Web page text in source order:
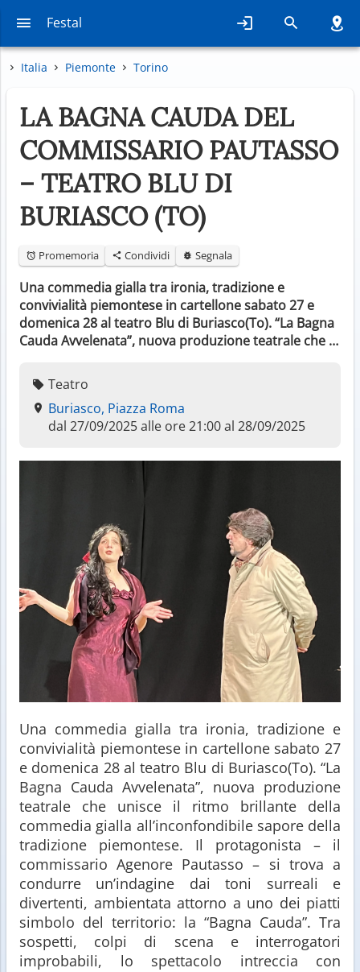
Festal
Italia Piemonte Torino
LA BAGNA CAUDA DEL
COMMISSARIO PAUTASSO
– TEATRO BLU DI
BURIASCO (TO)
Promemoria Condividi Segnala
Una commedia gialla tra ironia, tradizione e
convivialità piemontese in cartellone sabato 27 e
domenica 28 al teatro Blu di Buriasco(To). “La Bagna
Cauda Avvelenata”, nuova produzione teatrale che …
Teatro
Buriasco, Piazza Roma
dal 27/09/2025 alle ore 21:00 al 28/09/2025
Una commedia gialla tra ironia, tradizione e
convivialità piemontese in cartellone sabato 27
e domenica 28 al teatro Blu di Buriasco(To). “La
Bagna Cauda Avvelenata”, nuova produzione
teatrale che unisce il ritmo brillante della
commedia gialla all’inconfondibile sapore della
tradizione piemontese. Il protagonista – il
commissario Agenore Pautasso – si trova a
condurre un’indagine dai toni surreali e
divertenti, ambientata attorno a uno dei piatti
simbolo del territorio: la “Bagna Cauda”. Tra
sospetti, colpi di scena e interrogatori
improbabili, lo spettacolo intreccia con